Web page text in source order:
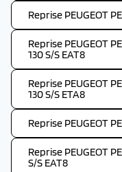
Reprise PEUGEOT
Reprise PEUGEOT
130 S/S EAT8
Reprise PEUGEOT
130 S/S ETA8
Reprise PEUGEOT
Reprise PEUGEOT
S/S EAT8